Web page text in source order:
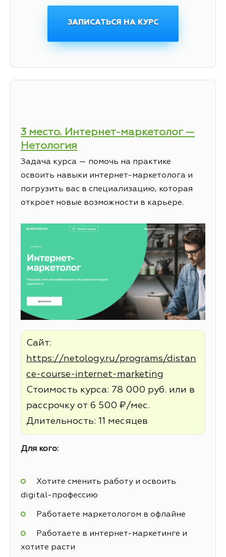
ЗАПИСАТЬСЯ НА КУРС
3 место. Интернет-маркетолог —
Нетология
Задача курса — помочь на практике
освоить навыки интернет-маркетолога и
погрузить вас в специализацию, которая
откроет новые возможности в карьере.
Сайт:
https://netology.ru/programs/distan
ce-course-internet-marketing
Стоимость курса: 78 000 руб. или в
рассрочку от 6 500 ₽/мес.
Длительность: 11 месяцев
Для кого:
Хотите сменить работу и освоить
digital-профессию
Работаете маркетологом в офлайне
Работаете в интернет-маркетинге и
хотите расти